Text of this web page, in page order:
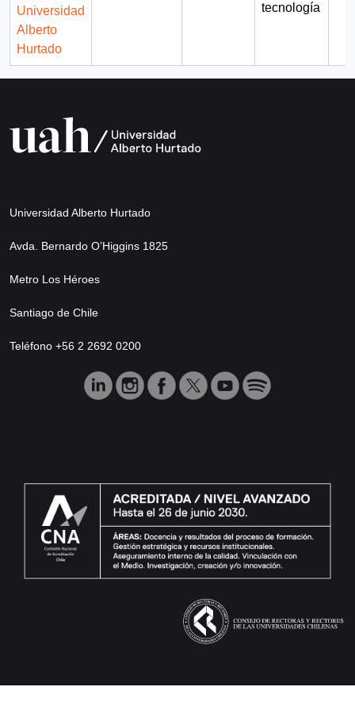
Universidad
Alberto
Hurtado
tecnología
Universidad Alberto Hurtado
Avda. Bernardo O’Higgins 1825
Metro Los Héroes
Santiago de Chile
Teléfono +56 2 2692 0200